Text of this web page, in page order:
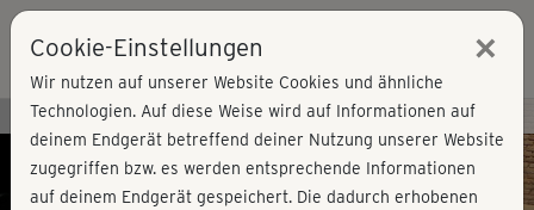
Kursvorschau - Jetzt mitmachen!
Cookie-Einstellungen ×
Wir nutzen auf unserer Website Cookies und ähnliche
Technologien. Auf diese Weise wird auf Informationen auf
deinem Endgerät betreffend deiner Nutzung unserer Website
zugegriffen bzw. es werden entsprechende Informationen
auf deinem Endgerät gespeichert. Die dadurch erhobenen